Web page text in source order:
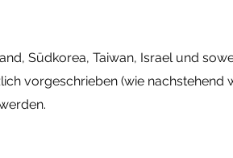
Südkorea, Taiwan, Israel und
vorgeschrieben (wie nachstehend